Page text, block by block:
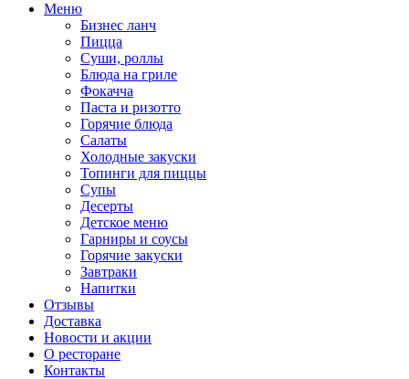
Меню
Бизнес ланч
Пицца
Суши, роллы
Блюда на гриле
Фокачча
Паста и ризотто
Горячие блюда
Салаты
Холодные закуски
Топинги для пиццы
Супы
Десерты
Детское меню
Гарниры и соусы
Горячие закуски
Завтраки
Напитки
Отзывы
Доставка
Новости и акции
О ресторане
Контакты